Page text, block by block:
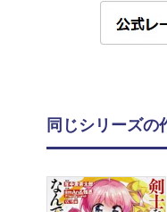
同じシリーズの